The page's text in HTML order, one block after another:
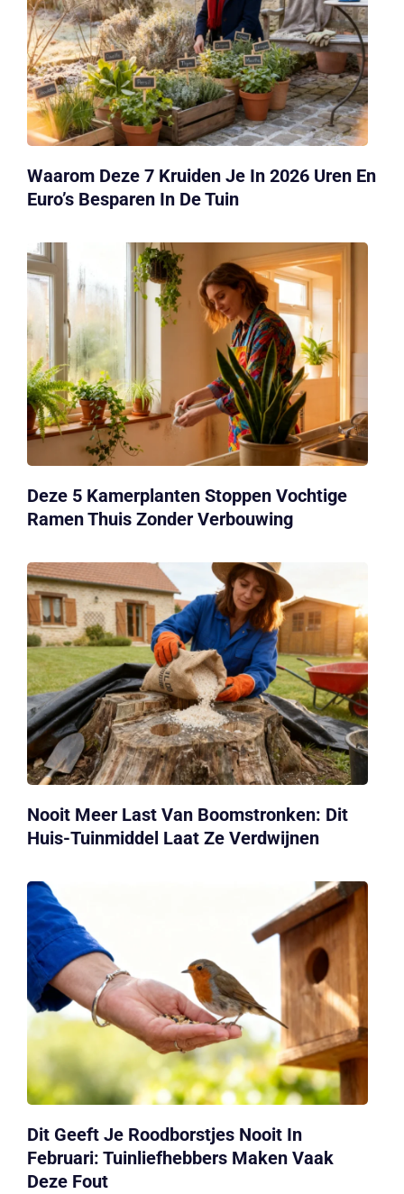
Waarom Deze 7 Kruiden Je In 2026 Uren En
Euro’s Besparen In De Tuin
Deze 5 Kamerplanten Stoppen Vochtige
Ramen Thuis Zonder Verbouwing
Nooit Meer Last Van Boomstronken: Dit
Huis-Tuinmiddel Laat Ze Verdwijnen
Dit Geeft Je Roodborstjes Nooit In
Februari: Tuinliefhebbers Maken Vaak
Deze Fout